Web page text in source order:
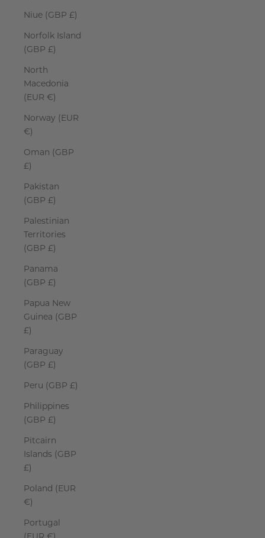
Niue (GBP £)
Norfolk Island
(GBP £)
North
Macedonia
(EUR €)
Norway (EUR
€)
Oman (GBP
£)
Pakistan
(GBP £)
Palestinian
Territories
(GBP £)
Panama
(GBP £)
Papua New
Guinea (GBP
£)
Paraguay
(GBP £)
Peru (GBP £)
Philippines
(GBP £)
Pitcairn
Islands (GBP
£)
Poland (EUR
€)
Portugal